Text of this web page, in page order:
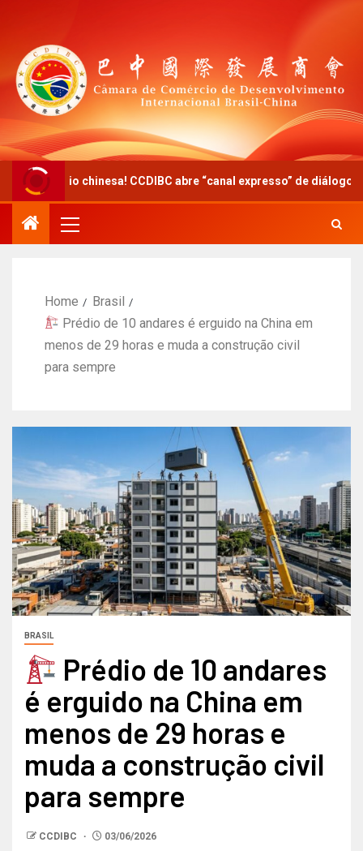
CCDIBC abre “canal expresso” de diálogo político-
Home
Brasil
Prédio de 10 andares é erguido na China em
menos de 29 horas e muda a construção civil
para sempre
BRASIL
Prédio de 10 andares
é erguido na China em
menos de 29 horas e
muda a construção civil
para sempre
CCDIBC 03/06/2026